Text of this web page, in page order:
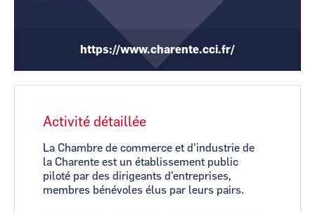
https://www.charente.cci.fr/
Activité détaillée
La Chambre de commerce et d'industrie de
la Charente est un établissement public
piloté par des dirigeants d'entreprises,
membres bénévoles élus par leurs pairs.